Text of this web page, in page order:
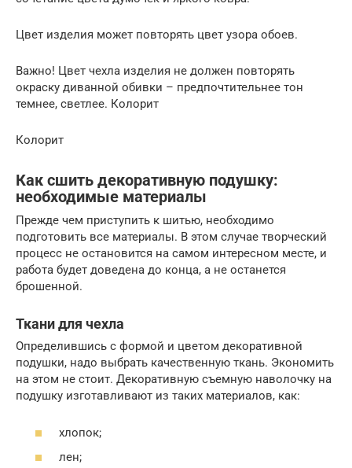
Цвет изделия может повторять цвет узора обоев.
Важно! Цвет чехла изделия не должен повторять
окраску диванной обивки – предпочтительнее тон
темнее, светлее. Колорит
Колорит
Как сшить декоративную подушку:
необходимые материалы
Прежде чем приступить к шитью, необходимо
подготовить все материалы. В этом случае творческий
процесс не остановится на самом интересном месте, и
работа будет доведена до конца, а не останется
брошенной.
Ткани для чехла
Определившись с формой и цветом декоративной
подушки, надо выбрать качественную ткань. Экономить
на этом не стоит. Декоративную съемную наволочку на
подушку изготавливают из таких материалов, как:
хлопок;
лен;